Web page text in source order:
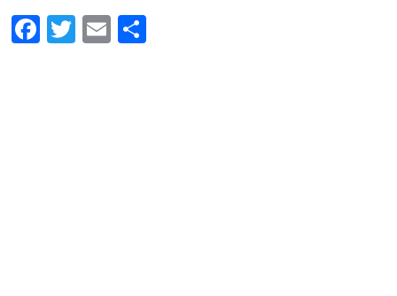
Facebook
Twitter
EmailShare